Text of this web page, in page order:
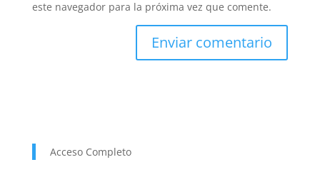
este navegador para la próxima vez que comente.
Acceso Completo